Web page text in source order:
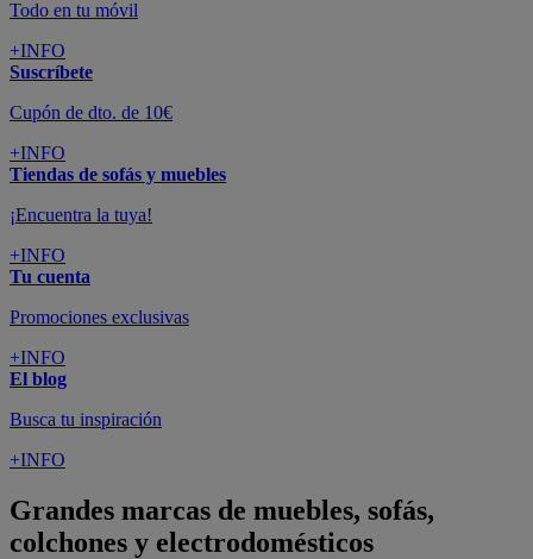
Todo en tu móvil
+INFO
Suscríbete
Cupón de dto. de 10€
+INFO
Tiendas de sofás y muebles
¡Encuentra la tuya!
+INFO
Tu cuenta
Promociones exclusivas
+INFO
El blog
Busca tu inspiración
+INFO
Grandes marcas de muebles, sofás,
colchones y electrodomésticos